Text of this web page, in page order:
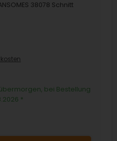
38078 Schnitt
bei Bestellung
*